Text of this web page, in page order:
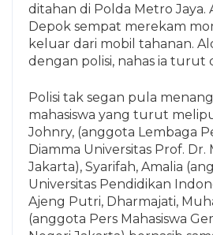
ditahan di Polda Metro Jaya.
Depok sempat merekam
keluar dari mobil tahanan.
dengan polisi, nahas ia turut
Polisi tak segan pula
mahasiswa yang turut
Johnry, (anggota Lembaga
Diamma Universitas Prof. Dr.
Jakarta), Syarifah, Amalia
Universitas Pendidikan
Ajeng Putri, Dharmajati,
(anggota Pers Mahasiswa